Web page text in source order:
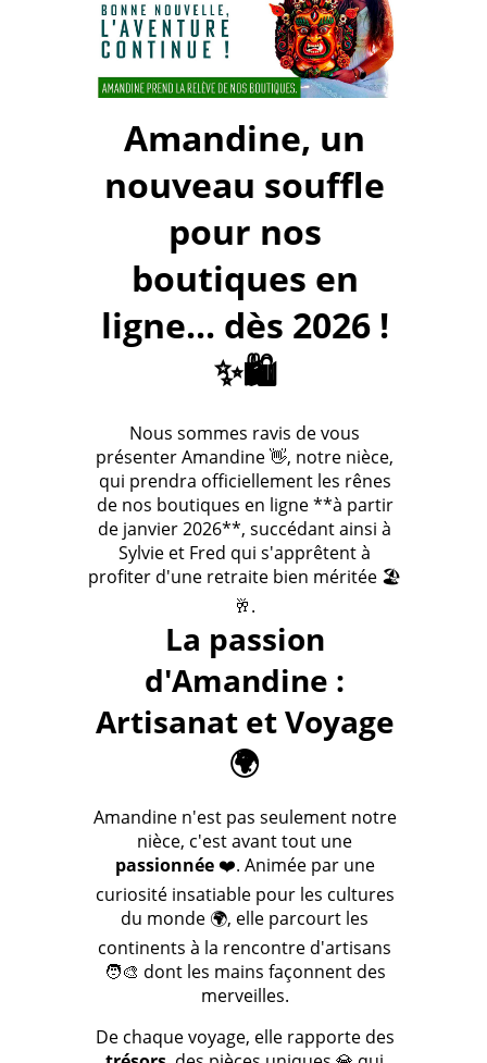
Amandine, un
nouveau souffle
pour nos
boutiques en
ligne... dès 2026 !
✨🛍️
Nous sommes ravis de vous
présenter Amandine 👋, notre nièce,
qui prendra officiellement les rênes
de nos boutiques en ligne **à partir
de janvier 2026**, succédant ainsi à
Sylvie et Fred qui s'apprêtent à
profiter d'une retraite bien méritée 🏖️
🥂.
La passion
d'Amandine :
Artisanat et Voyage
🌍
Amandine n'est pas seulement notre
nièce, c'est avant tout une
passionnée❤️. Animée par une
curiosité insatiable pour les cultures
du monde 🌍, elle parcourt les
continents à la rencontre d'artisans
🧑‍🎨 dont les mains façonnent des
merveilles.
De chaque voyage, elle rapporte des